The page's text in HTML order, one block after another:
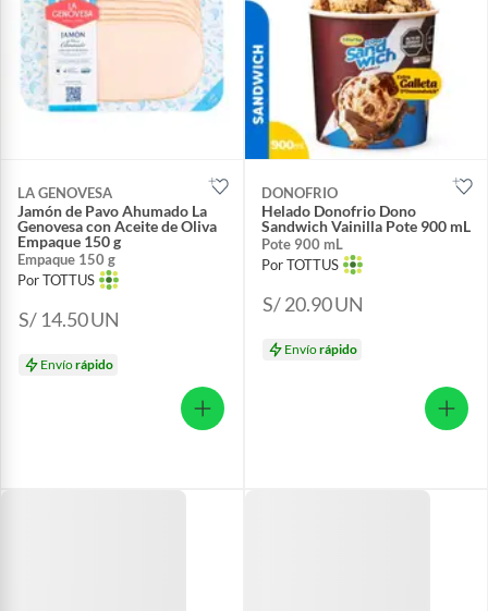
LA GENOVESA
Jamón de Pavo Ahumado La
Genovesa con Aceite de Oliva
Empaque 150 g
Empaque 150 g
Por TOTTUS
S/ 14.50UN
Envíorápido
DONOFRIO
Helado Donofrio Dono
Sandwich Vainilla Pote 900 mL
Pote 900 mL
Por TOTTUS
S/ 20.90UN
Envíorápido